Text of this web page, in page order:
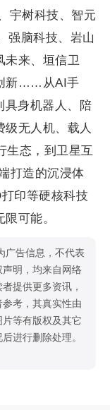
宇树科技、智元
强脑科技、岩山
未来、垣信卫
新……从AI手
具身机器人、陪
无人机、载人
生态，到卫星互
打造的沉浸体
印等硬核科技
可能。
广告信息，不代表
明，均来自网络
提供更多资讯，
考，其真实性由
等有版权及其它
进行删除处理。